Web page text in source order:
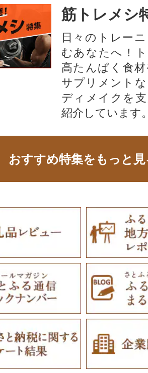
筋トレメシ
日々のトレー
むあなたへ！
高たんぱく食
サプリメント
ディメイクを
紹介しています
おすすめ特集をもっと